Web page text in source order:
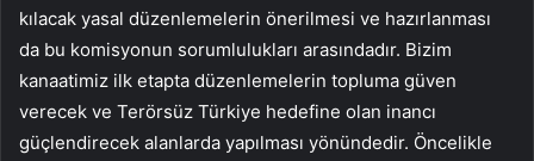
kılacak yasal düzenlemelerin önerilmesi ve hazırlanması
da bu komisyonun sorumlulukları arasındadır. Bizim
kanaatimiz ilk etapta düzenlemelerin topluma güven
verecek ve Terörsüz Türkiye hedefine olan inancı
güçlendirecek alanlarda yapılması yönündedir. Öncelikle